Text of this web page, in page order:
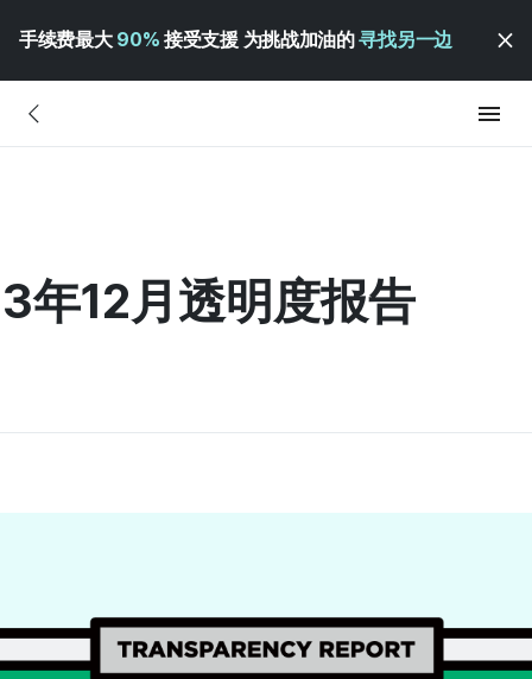
手续费最大 90% 接受支援 为挑战加油的寻找另一边
12月透明度报告